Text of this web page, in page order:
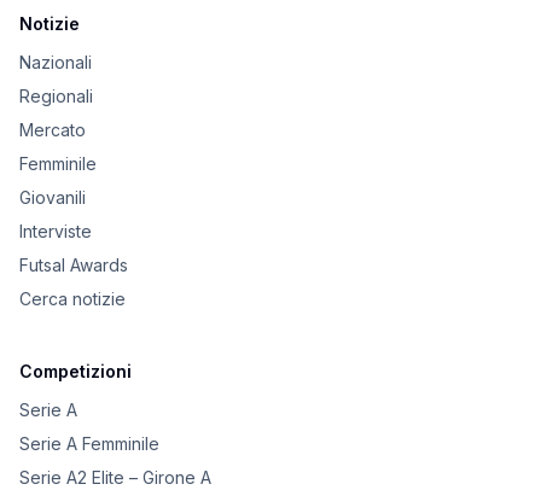
Notizie
Nazionali
Regionali
Mercato
Femminile
Giovanili
Interviste
Futsal Awards
Cerca notizie
Competizioni
Serie A
Serie A Femminile
Serie A2 Elite – Girone A